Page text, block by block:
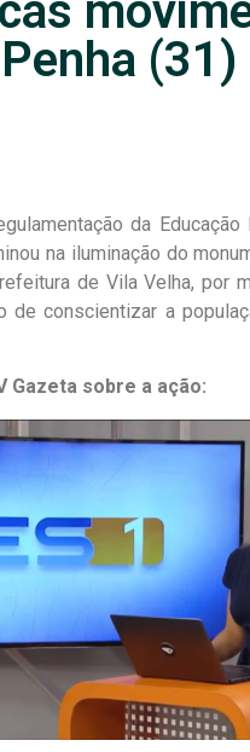
(31)
da
na iluminação do
de Vila Velha, por
de conscientizar a
Gazeta sobre a ação: